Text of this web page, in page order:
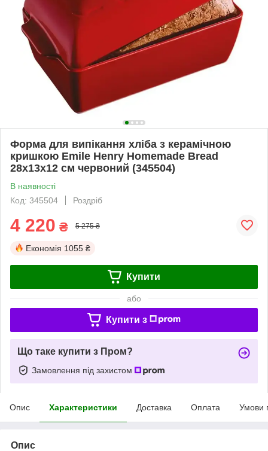
Форма для випікання хліба з керамічною
кришкою Emile Henry Homemade Bread
28x13x12 см червоний (345504)
В наявності
Код: 345504
Роздріб
4 220 ₴ 5 275 ₴
Економія 1055 ₴
Купити
або
Купити з
Що таке купити з Пром?
Замовлення під захистом
Опис Характеристики Доставка Оплата Умови
Опис